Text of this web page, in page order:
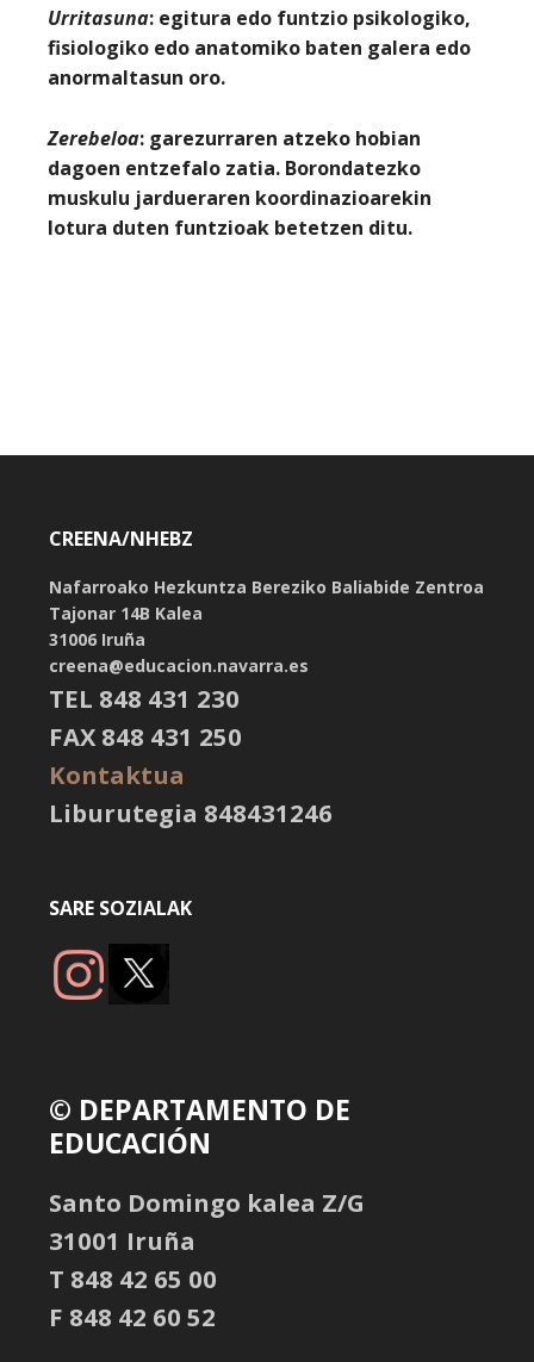
Urritasuna: egitura edo funtzio psikologiko,
fisiologiko edo anatomiko baten galera edo
anormaltasun oro.
Zerebeloa: garezurraren atzeko hobian
dagoen entzefalo zatia. Borondatezko
muskulu jardueraren koordinazioarekin
lotura duten funtzioak betetzen ditu.
CREENA/NHEBZ
Nafarroako Hezkuntza Bereziko Baliabide Zentroa
Tajonar 14B Kalea
31006 Iruña
creena@educacion.navarra.es
TEL 848 431 230
FAX 848 431 250
Kontaktua
Liburutegia 848431246
SARE SOZIALAK
© DEPARTAMENTO DE
EDUCACIÓN
Santo Domingo kalea Z/G
31001 Iruña
T 848 42 65 00
F 848 42 60 52